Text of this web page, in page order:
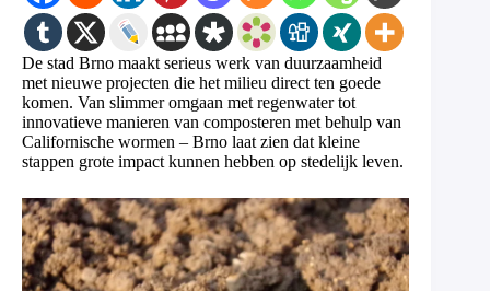
De stad Brno maakt serieus werk van duurzaamheid
met nieuwe projecten die het milieu direct ten goede
komen. Van slimmer omgaan met regenwater tot
innovatieve manieren van composteren met behulp van
Californische wormen – Brno laat zien dat kleine
stappen grote impact kunnen hebben op stedelijk leven.